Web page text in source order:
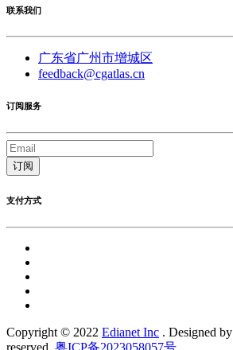
联系我们
广东省广州市增城区
feedback@cgatlas.cn
订阅服务
订阅
支付方式
Copyright © 2022 Edianet Inc . Designed by